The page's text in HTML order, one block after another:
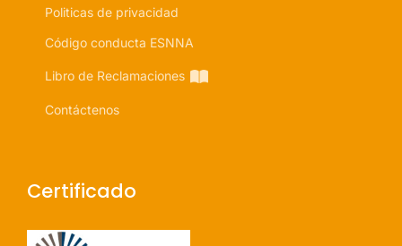
Politicas de privacidad
Código conducta ESNNA
Libro de Reclamaciones
Contáctenos
Certificado